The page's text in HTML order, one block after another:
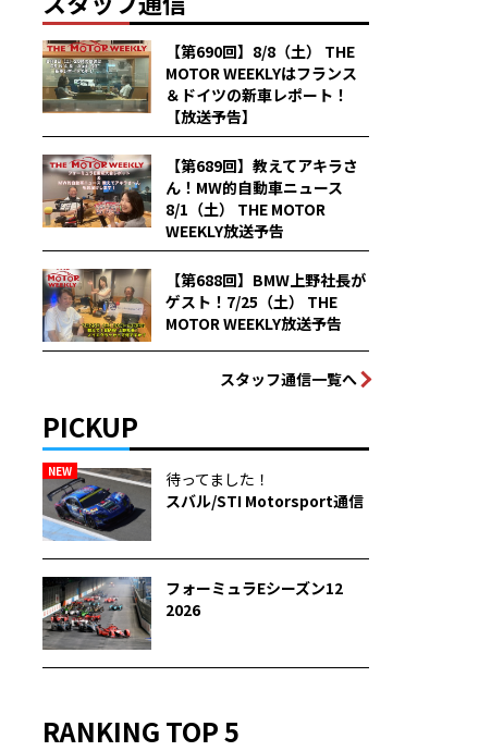
【第690回】8/8（土） THE
MOTOR WEEKLYはフランス
＆ドイツの新車レポート！
【放送予告】
【第689回】教えてアキラさ
ん！MW的自動車ニュース
8/1（土） THE MOTOR
WEEKLY放送予告
【第688回】BMW上野社長が
ゲスト！7/25（土） THE
MOTOR WEEKLY放送予告
スタッフ通信一覧へ
PICKUP
NEW
待ってました！
スバル/STI Motorsport通信
フォーミュラEシーズン12
2026
RANKING TOP 5